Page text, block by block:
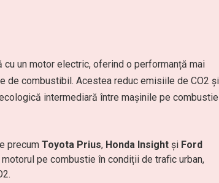
un motor electric, oferind o performanță mai
de combustibil. Acestea reduc emisiile de CO2 și
intermediară între mașinile pe combustie
precum Toyota Prius, Honda Insight și Ford
pe combustie în condiții de trafic urban,